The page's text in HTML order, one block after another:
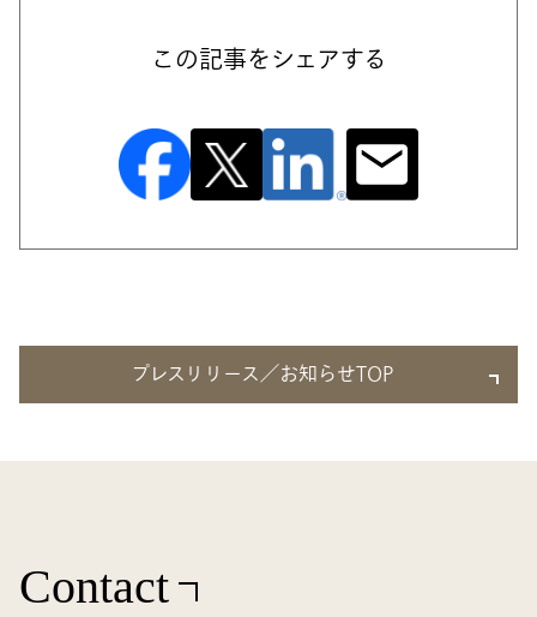
この記事をシェアする
プレスリリース／お知らせTOP
Contact